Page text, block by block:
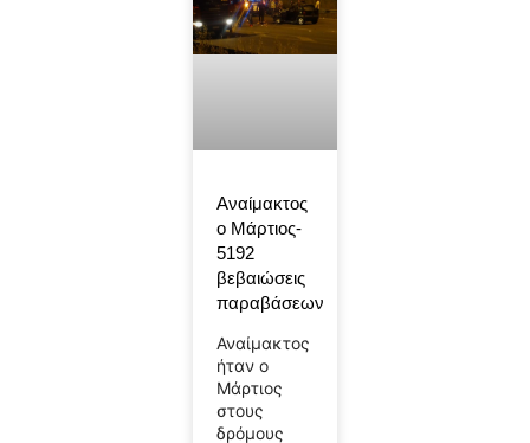
Αναίμακτος
ο Μάρτιος-
5192
βεβαιώσεις
παραβάσεων
Αναίμακτος
ήταν ο
Μάρτιος
στους
δρόμους